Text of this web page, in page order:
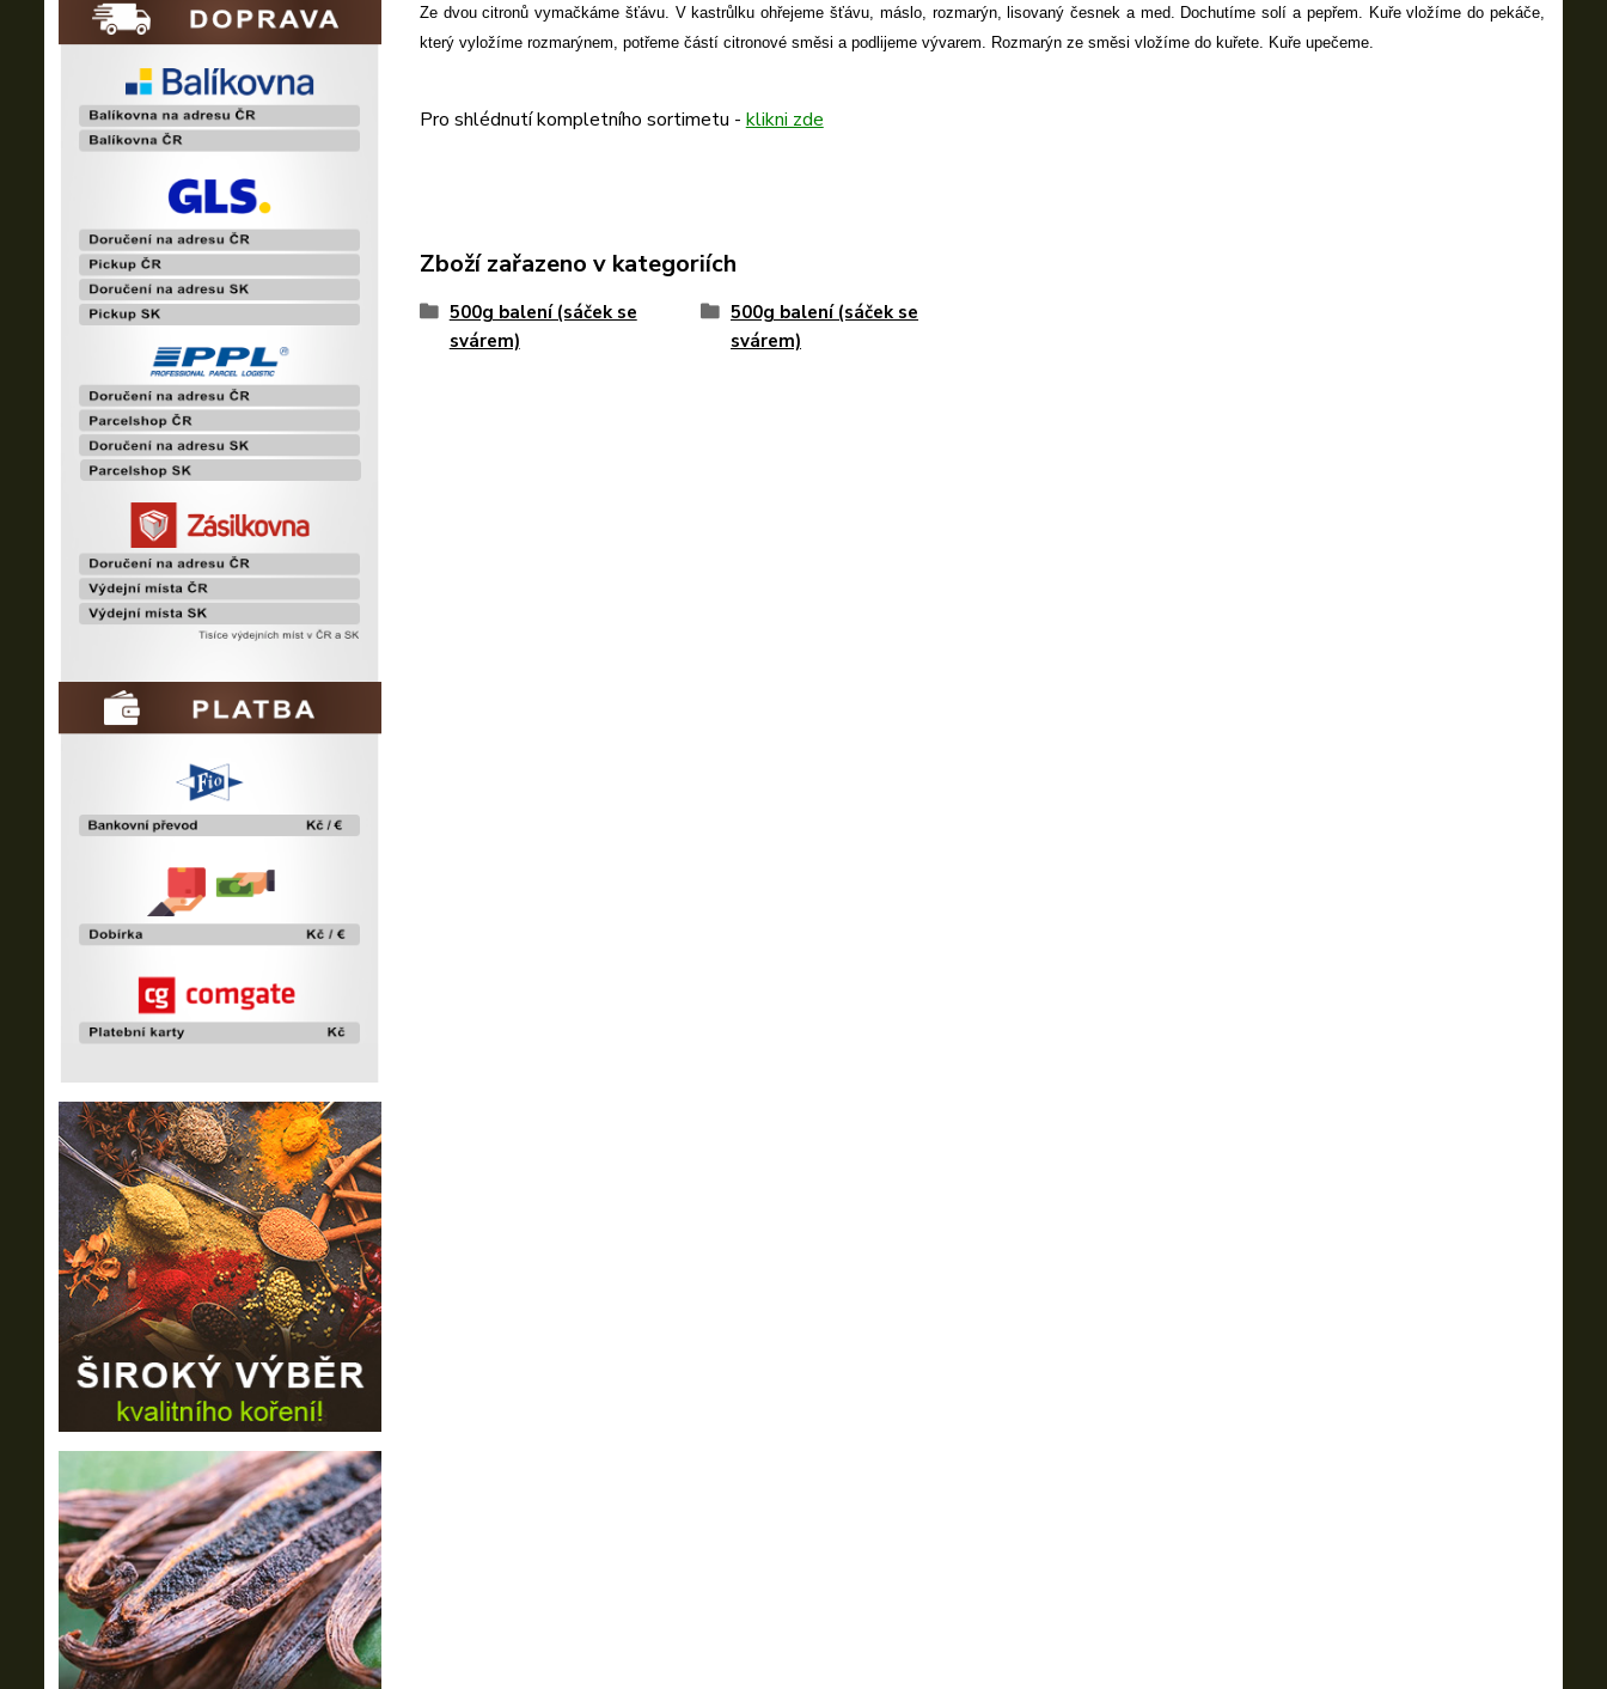
Ze dvou citronů vymačkáme šťávu. V kastrůlku ohřejeme šťávu, máslo, rozmarýn, lisovaný česnek a med. Dochutíme solí a pepřem. Kuře vložíme do pekáče,
který vyložíme rozmarýnem, potřeme částí citronové směsi a podlijeme vývarem. Rozmarýn ze směsi vložíme do kuřete. Kuře upečeme.
Pro shlédnutí kompletního sortimetu - klikni zde
Zboží zařazeno v kategoriích
500g balení (sáček se
svárem)
500g balení (sáček se
svárem)